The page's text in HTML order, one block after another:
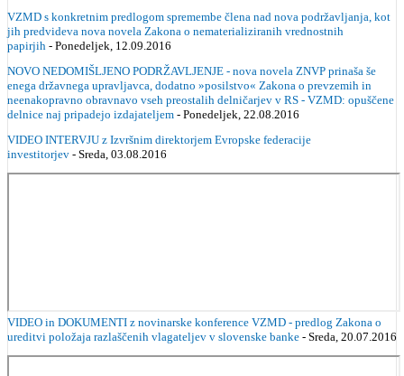
VZMD s konkretnim predlogom spremembe člena nad nova podržavljanja, kot
jih predvideva nova novela Zakona o nematerializiranih vrednostnih
papirjih - Ponedeljek, 12.09.2016
NOVO NEDOMIŠLJENO PODRŽAVLJENJE - nova novela ZNVP prinaša še
enega državnega upravljavca, dodatno »posilstvo« Zakona o prevzemih in
neenakopravno obravnavo vseh preostalih delničarjev v RS - VZMD: opuščene
delnice naj pripadejo izdajateljem - Ponedeljek, 22.08.2016
VIDEO INTERVJU z Izvršnim direktorjem Evropske federacije
investitorjev - Sreda, 03.08.2016
VIDEO in DOKUMENTI z novinarske konference VZMD - predlog Zakona o
ureditvi položaja razlaščenih vlagateljev v slovenske banke - Sreda, 20.07.2016